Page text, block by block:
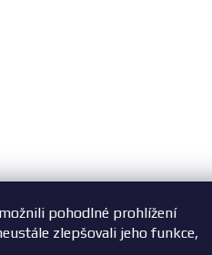
pohodlné prohlížení
zlepšovali jeho funkce,